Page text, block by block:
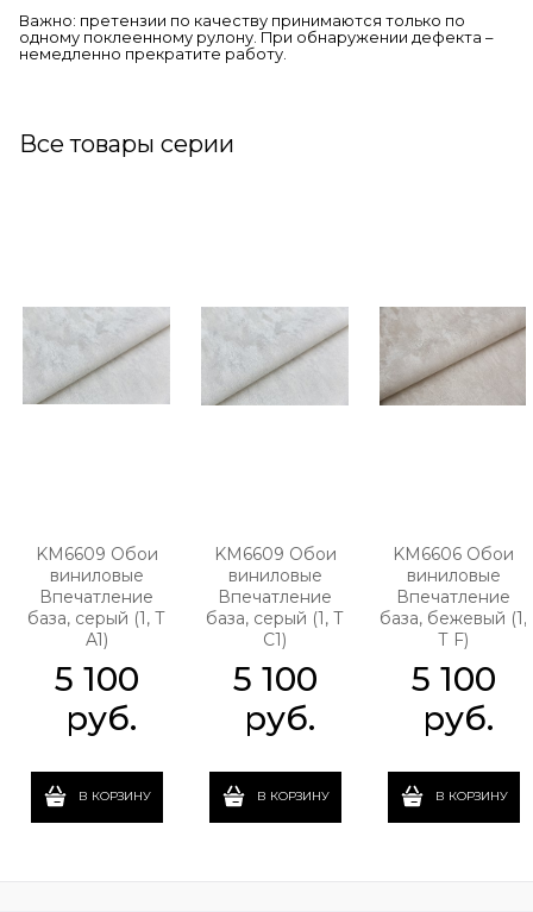
Важно: претензии по качеству принимаются только по
одному поклеенному рулону. При обнаружении дефекта –
немедленно прекратите работу.
Все товары серии
KM6609 Обои
виниловые
Впечатление
база, серый (1, Т
A1)
5 100
руб.
В КОРЗИНУ
KM6609 Обои
виниловые
Впечатление
база, серый (1, Т
C1)
5 100
руб.
В КОРЗИНУ
KM6606 Обои
виниловые
Впечатление
база, бежевый (1,
Т F)
5 100
руб.
В КОРЗИНУ